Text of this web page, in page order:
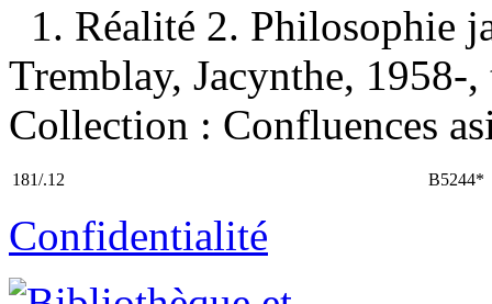
1. Réalité 2. Philosophie
Tremblay, Jacynthe,
Collection : Confluences
181/.12 B5244*
Confidentialité